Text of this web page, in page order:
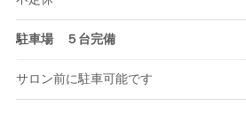
駐車場 ５台完備
サロン前に駐車可能です